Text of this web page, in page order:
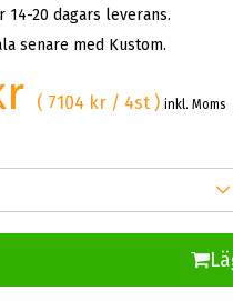
14-20 dagars leverans.
senare med Kustom.
( 7104 kr / 4st )inkl. Moms